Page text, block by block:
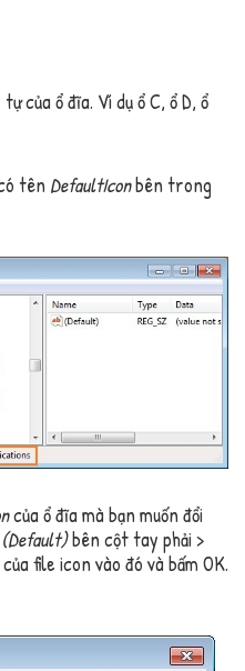
của ổ đĩa. Ví dụ ổ C, ổ D, ổ
tên DefaultIconbên trong
của ổ đĩa mà bạn muốn đổi
(Default)bên cột tay phải >
file icon vào đó và bấm OK.